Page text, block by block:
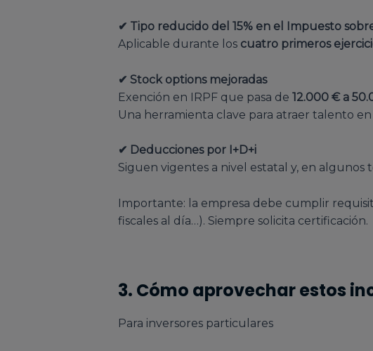
✔ Tipo reducido del 15% en el Impuesto
Aplicable durante los cuatro primeros
✔ Stock options mejoradas
Exención en IRPF que pasa de 12.000 € a
Una herramienta clave para atraer talento en
✔ Deducciones por I+D+i
Siguen vigentes a nivel estatal y, en algunos
Importante: la empresa debe cumplir
fiscales al día…). Siempre solicita certificación.
3. Cómo aprovechar estos
Para inversores particulares